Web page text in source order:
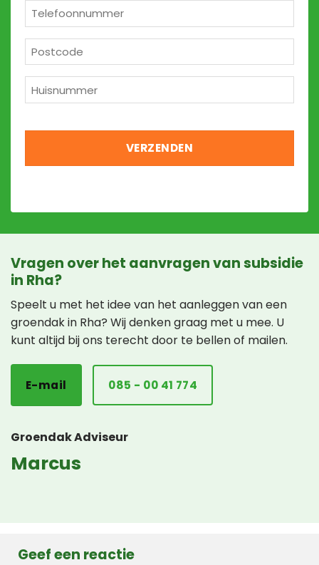
*
*
*
Vragen over het aanvragen van subsidie
in Rha?
Speelt u met het idee van het aanleggen van een
groendak in Rha? Wij denken graag met u mee. U
kunt altijd bij ons terecht door te bellen of mailen.
E-mail 085 - 00 41 774
Groendak Adviseur
Marcus
Geef een reactie